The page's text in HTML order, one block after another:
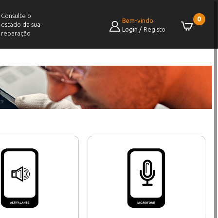
Consulte o
estado da sua
reparação
0
Bem-vindo
Login / Registo